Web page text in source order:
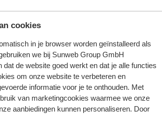
cookies
in je browser worden geïnstalleerd als
we bij Sunweb Group GmbH
de website goed werkt en dat je alle functies
om onze website te verbeteren en
informatie voor je te onthouden. Met
van marketingcookies waarmee we onze
aanbiedingen kunnen personaliseren. Door